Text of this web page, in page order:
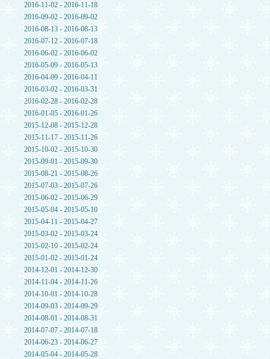
2016-11-02 - 2016-11-18
2016-09-02 - 2016-09-02
2016-08-13 - 2016-08-13
2016-07-12 - 2016-07-18
2016-06-02 - 2016-06-02
2016-05-09 - 2016-05-13
2016-04-09 - 2016-04-11
2016-03-02 - 2016-03-31
2016-02-28 - 2016-02-28
2016-01-05 - 2016-01-26
2015-12-08 - 2015-12-28
2015-11-17 - 2015-11-26
2015-10-02 - 2015-10-30
2015-09-01 - 2015-09-30
2015-08-21 - 2015-08-26
2015-07-03 - 2015-07-26
2015-06-02 - 2015-06-29
2015-05-04 - 2015-05-10
2015-04-11 - 2015-04-27
2015-03-02 - 2015-03-24
2015-02-10 - 2015-02-24
2015-01-02 - 2015-01-24
2014-12-01 - 2014-12-30
2014-11-04 - 2014-11-26
2014-10-01 - 2014-10-28
2014-09-03 - 2014-09-29
2014-08-01 - 2014-08-31
2014-07-07 - 2014-07-18
2014-06-23 - 2014-06-27
2014-05-04 - 2014-05-28